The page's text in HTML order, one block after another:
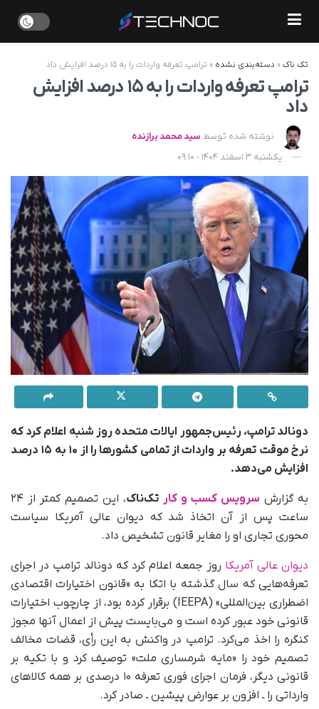
تک ناک» دسته‌بندی نشده » ترامپ تعرفه واردات را به ۱۵ درصد افزایش داد
ترامپ تعرفه واردات را به ۱۵ درصد افزایش
داد
نوشته شده توسط سید محمد برازنده
یکشنبه 3 اسفند 1404 - 09:10
دونالد ترامپ، رئیس‌جمهور ایالات متحده روز شنبه اعلام کرد که
نرخ موقت تعرفه بر واردات از تمامی کشورها را از ۱۰ به ۱۵ درصد
افزایش می‌دهد.
به گزارش سرویس کسب و کار تک‌ناک
، این تصمیم کمتر از ۲۴
ساعت پس از آن اتخاذ شد که دیوان عالی آمریکا سیاست
محوری تجاری او را مغایر قانون تشخیص داد.
دیوان عالی آمریکا روز جمعه اعلام کرد که دونالد ترامپ در اجرای
تعرفه‌هایی که سال گذشته با اتکا به «قانون اختیارات اقتصادی
اضطراری بین‌المللی» (IEEPA) برقرار کرده بود، از چارچوب اختیارات
قانونی خود عبور کرده است و می‌بایست پیش از اعمال آنها مجوز
کنگره را اخذ می‌کرد. ترامپ در واکنش به این رأی، قضات مخالف
تصمیم خود را «مایه شرمساری ملت» توصیف کرد و با تکیه بر
قانونی دیگر، فرمان اجرای فوری تعرفه ۱۰ درصدی بر همه کالاهای
وارداتی را ـ افزون بر عوارض پیشین ـ صادر کرد.